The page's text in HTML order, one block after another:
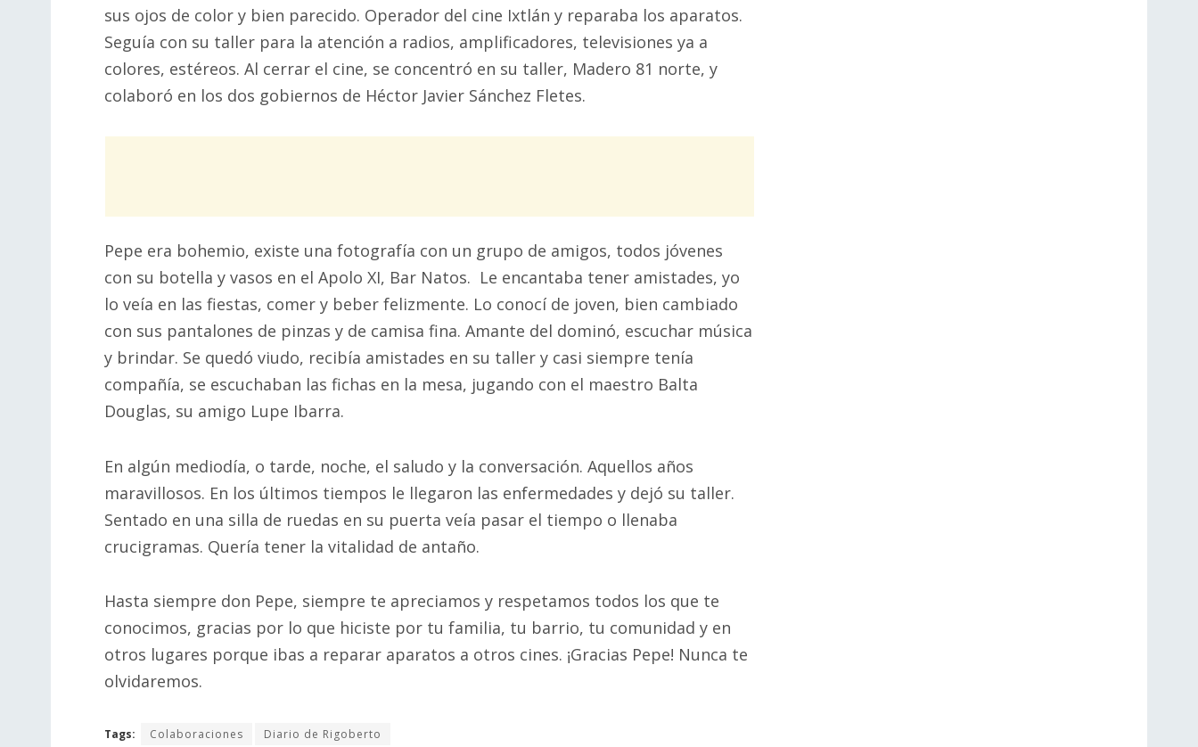
sus ojos de color y bien parecido. Operador del cine Ixtlán y reparaba los aparatos.
Seguía con su taller para la atención a radios, amplificadores, televisiones ya a
colores, estéreos. Al cerrar el cine, se concentró en su taller, Madero 81 norte, y
colaboró en los dos gobiernos de Héctor Javier Sánchez Fletes.
Pepe era bohemio, existe una fotografía con un grupo de amigos, todos jóvenes
con su botella y vasos en el Apolo XI, Bar Natos. Le encantaba tener amistades, yo
lo veía en las fiestas, comer y beber felizmente. Lo conocí de joven, bien cambiado
con sus pantalones de pinzas y de camisa fina. Amante del dominó, escuchar música
y brindar. Se quedó viudo, recibía amistades en su taller y casi siempre tenía
compañía, se escuchaban las fichas en la mesa, jugando con el maestro Balta
Douglas, su amigo Lupe Ibarra.
En algún mediodía, o tarde, noche, el saludo y la conversación. Aquellos años
maravillosos. En los últimos tiempos le llegaron las enfermedades y dejó su taller.
Sentado en una silla de ruedas en su puerta veía pasar el tiempo o llenaba
crucigramas. Quería tener la vitalidad de antaño.
Hasta siempre don Pepe, siempre te apreciamos y respetamos todos los que te
conocimos, gracias por lo que hiciste por tu familia, tu barrio, tu comunidad y en
otros lugares porque ibas a reparar aparatos a otros cines. ¡Gracias Pepe! Nunca te
olvidaremos.
Tags: Colaboraciones Diario de Rigoberto